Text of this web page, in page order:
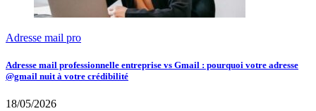
Adresse mail pro
Adresse mail professionnelle entreprise vs Gmail : pourquoi votre adresse
@gmail nuit à votre crédibilité
18/05/2026